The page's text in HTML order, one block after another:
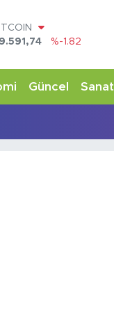
%-1.82
%0.02
Güncel Sanat